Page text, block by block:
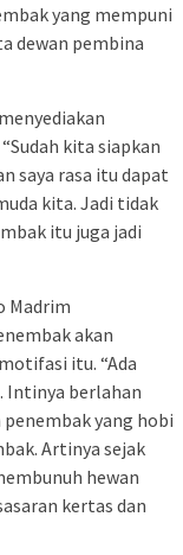
yang mempuni
dewan pembina
kita siapkan
saya rasa itu dapat
kita. Jadi tidak
itu juga jadi
Madrim
akan
itu. “Ada
Intinya berlahan
yang hobi
Artinya sejak
hewan
kertas dan